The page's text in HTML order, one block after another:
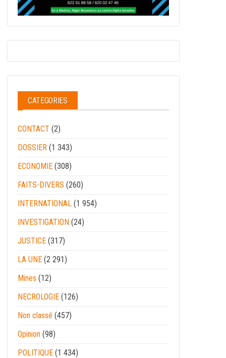
CATEGORIES
CONTACT (2)
DOSSIER (1 343)
ECONOMIE (308)
FAITS-DIVERS (260)
INTERNATIONAL (1 954)
INVESTIGATION (24)
JUSTICE (317)
LA UNE (2 291)
Mines (12)
NECROLOGIE (126)
Non classé (457)
Opinion (98)
POLITIQUE (1 434)